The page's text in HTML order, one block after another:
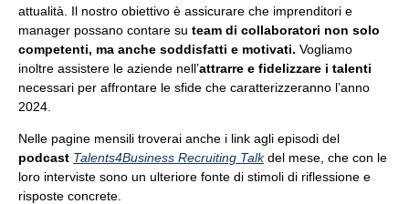
attualità. Il nostro obiettivo è assicurare che imprenditori e
manager possano contare su team di collaboratori non solo
competenti, ma anche soddisfatti e motivati. Vogliamo
inoltre assistere le aziende nell’attrarre e fidelizzare i talenti
necessari per affrontare le sfide che caratterizzeranno l’anno
2024.
Nelle pagine mensili troverai anche i link agli episodi del
podcast Talents4Business Recruiting Talkdel mese, che con le
loro interviste sono un ulteriore fonte di stimoli di riflessione e
risposte concrete.